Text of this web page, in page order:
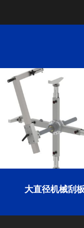
大直径机械刮